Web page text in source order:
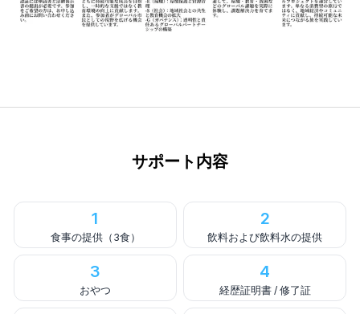
サポート内容
1
食事の提供（3食）
2
飲料および飲料水の提供
3
おやつ
4
経歴証明書 / 修了証